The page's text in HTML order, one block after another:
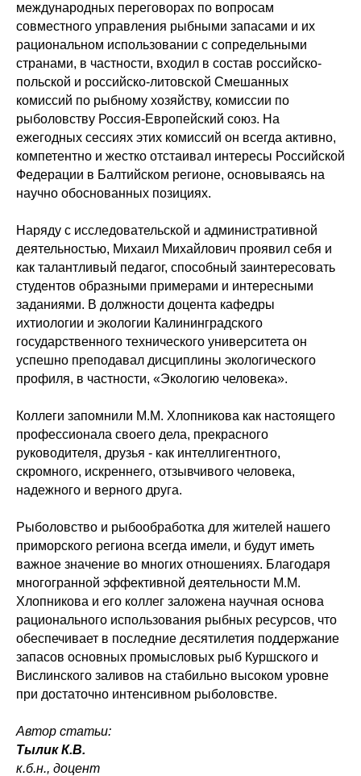
международных переговорах по вопросам
совместного управления рыбными запасами и их
рациональном использовании с сопредельными
странами, в частности, входил в состав российско-
польской и российско-литовской Смешанных
комиссий по рыбному хозяйству, комиссии по
рыболовству Россия-Европейский союз. На
ежегодных сессиях этих комиссий он всегда активно,
компетентно и жестко отстаивал интересы Российской
Федерации в Балтийском регионе, основываясь на
научно обоснованных позициях.
Наряду с исследовательской и административной
деятельностью, Михаил Михайлович проявил себя и
как талантливый педагог, способный заинтересовать
студентов образными примерами и интересными
заданиями. В должности доцента кафедры
ихтиологии и экологии Калининградского
государственного технического университета он
успешно преподавал дисциплины экологического
профиля, в частности, «Экологию человека».
Коллеги запомнили М.М. Хлопникова как настоящего
профессионала своего дела, прекрасного
руководителя, друзья - как интеллигентного,
скромного, искреннего, отзывчивого человека,
надежного и верного друга.
Рыболовство и рыбообработка для жителей нашего
приморского региона всегда имели, и будут иметь
важное значение во многих отношениях. Благодаря
многогранной эффективной деятельности М.М.
Хлопникова и его коллег заложена научная основа
рационального использования рыбных ресурсов, что
обеспечивает в последние десятилетия поддержание
запасов основных промысловых рыб Куршского и
Вислинского заливов на стабильно высоком уровне
при достаточно интенсивном рыболовстве.
Автор статьи:
Тылик К.В.
к.б.н., доцент